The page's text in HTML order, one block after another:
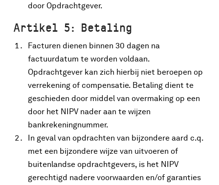
door Opdrachtgever.
Artikel 5: Betaling
Facturen dienen binnen 30 dagen na
factuurdatum te worden voldaan.
Opdrachtgever kan zich hierbij niet beroepen op
verrekening of compensatie. Betaling dient te
geschieden door middel van overmaking op een
door het NIPV nader aan te wijzen
bankrekeningnummer.
In geval van opdrachten van bijzondere aard c.q.
met een bijzondere wijze van uitvoeren of
buitenlandse opdrachtgevers, is het NIPV
gerechtigd nadere voorwaarden en/of garanties